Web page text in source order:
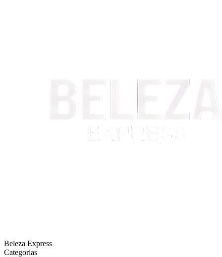
Beleza Express
Categorias